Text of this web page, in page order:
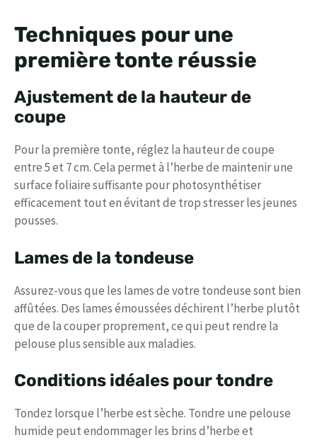
Techniques pour une
première tonte réussie
Ajustement de la hauteur de
coupe
Pour la première tonte, réglez la hauteur de coupe
entre 5 et 7 cm. Cela permet à l’herbe de maintenir une
surface foliaire suffisante pour photosynthétiser
efficacement tout en évitant de trop stresser les jeunes
pousses.
Lames de la tondeuse
Assurez-vous que les lames de votre tondeuse sont bien
affûtées. Des lames émoussées déchirent l’herbe plutôt
que de la couper proprement, ce qui peut rendre la
pelouse plus sensible aux maladies.
Conditions idéales pour tondre
Tondez lorsque l’herbe est sèche. Tondre une pelouse
humide peut endommager les brins d’herbe et